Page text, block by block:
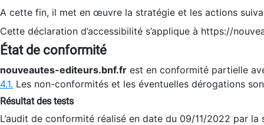
A cette fin, il met en œuvre la stratégie et les actions
Cette déclaration d’accessibilité s’applique à https://
État de conformité
nouveautes-editeurs.bnf.fr est en conformité partielle
4.1. Les non-conformités et les éventuelles dérogations
Résultat des tests
L’audit de conformité réalisé en date du 09/11/2022 par